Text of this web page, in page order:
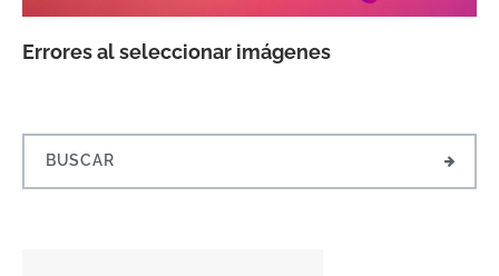
Errores al seleccionar imágenes